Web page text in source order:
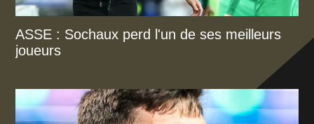
ASSE : Sochaux perd l'un de ses meilleurs
joueurs